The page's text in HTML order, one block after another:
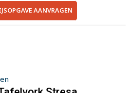
AANVRAGEN